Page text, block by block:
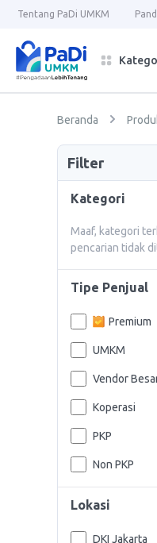
Tentang PaDi UMKM
Beranda
Filter
Kategori
Maaf, kategori
pencarian tidak
Tipe Penjual
Premium
UMKM
Vendor
Koperasi
PKP
Non PKP
Lokasi
DKI Jakarta